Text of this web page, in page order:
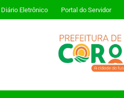
Diário Eletrônico Portal do Servidor